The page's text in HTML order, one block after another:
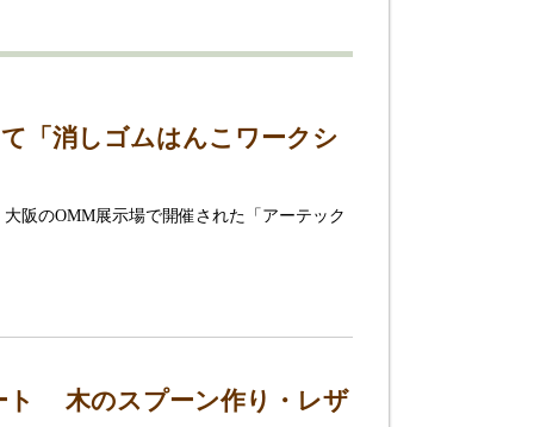
「消しゴムはんこワークシ
阪のOMM展示場で開催された「アーテック
ト 木のスプーン作り・レザ